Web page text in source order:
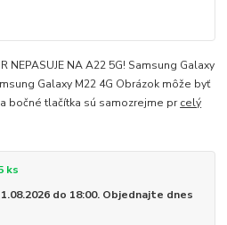
NEPASUJE NA A22 5G! Samsung Galaxy
Galaxy M22 4G Obrázok môže byť
bočné tlačítka sú samozrejme prcelý
ks
do 18:00. Objednajte dnes